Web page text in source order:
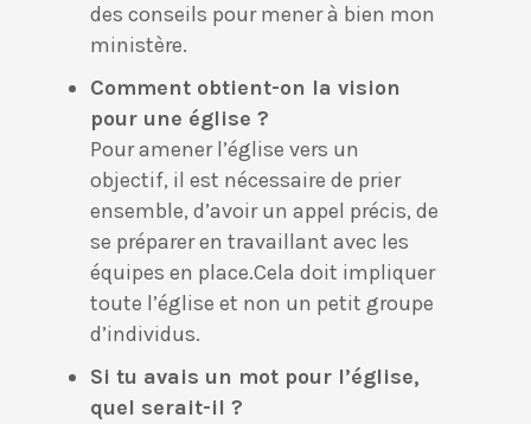
des conseils pour mener à bien mon
ministère.
Comment obtient-on la vision
pour une église ?
Pour amener l’église vers un
objectif, il est nécessaire de prier
ensemble, d’avoir un appel précis, de
se préparer en travaillant avec les
équipes en place.Cela doit impliquer
toute l’église et non un petit groupe
d’individus.
Si tu avais un mot pour l’église,
quel serait-il ?